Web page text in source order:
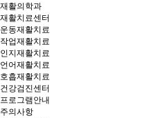
재활의학과
재활치료센터
운동재활치료
작업재활치료
인지재활치료
언어재활치료
호흡재활치료
건강검진센터
프로그램안내
주의사항